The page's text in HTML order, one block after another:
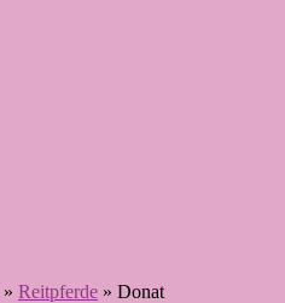
» Reitpferde » Donat